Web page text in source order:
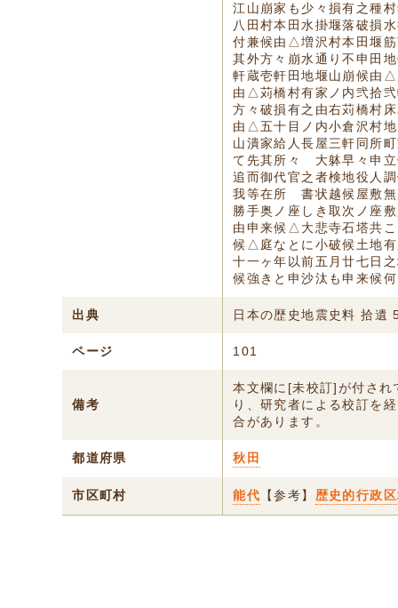
江山崩家も少々損有之種
八田村本田水掛堰落破損
付兼候由△増沢村本田堰
其外方々崩水通り不申田
軒蔵壱軒田地堰山崩候由
由△苅橋村有家ノ内弐拾
方々破損有之由右苅橋村
由△五十目ノ内小倉沢村
山潰家給人長屋三軒同所
て先其所々ゟ大躰早々申
追而御代官之者検地役人
我等在所ゟ書状越候屋敷
勝手奥ノ座しき取次ノ座
由申来候△大悲寺石塔共
候△庭なとに小破候土地
十一ヶ年以前五月廿七日
候強きと申沙汰も申来候
出典 日本の歴史地震史料 拾遺
ページ 101
備考
本文欄に[未校訂]が付され
り、研究者による校訂を
合があります。
都道府県 秋田
市区町村 能代 【参考】 歴史的行政